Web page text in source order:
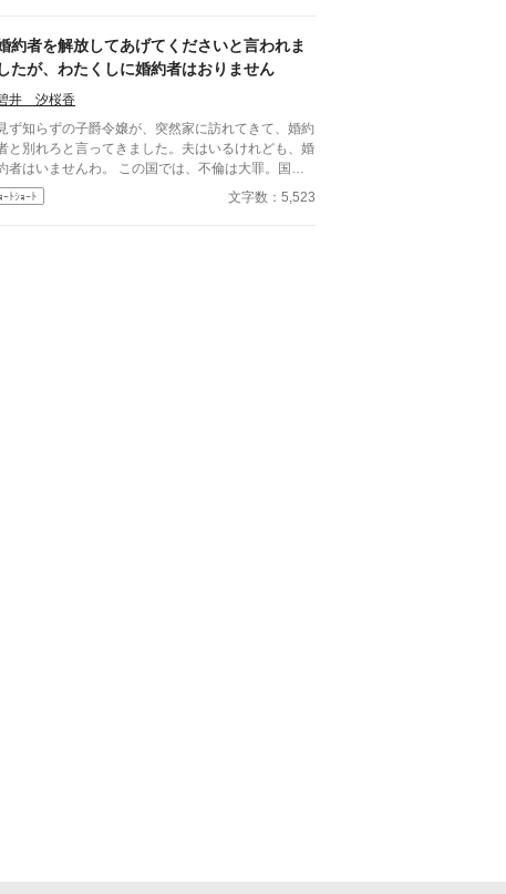
いて……
約者を解放してあげてくださいと言われま
したが、わたくしに婚約者はおりません
井 汐桜香
ず知らずの子爵令嬢が、突然家に訪れてきて、婚約
と別れろと言ってきました。夫はいるけれども、婚
者はいませんわ。 この国では、不倫は大罪。国教
教義に反するため、むち打ちの上、国外追放になり
す。 話を擦り合わせていると、夫が帰ってき
ｰﾄｼｮｰﾄ 文字数：5,523